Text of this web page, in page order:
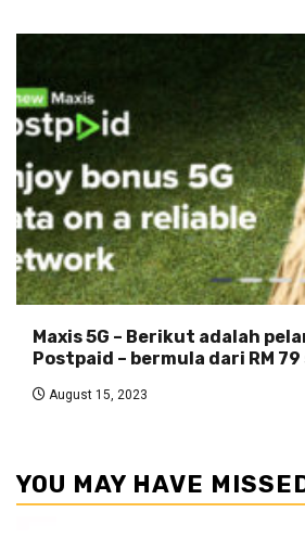
Maxis 5G – Berikut adalah
Postpaid – bermula dari RM
August 15, 2023
YOU MAY HAVE